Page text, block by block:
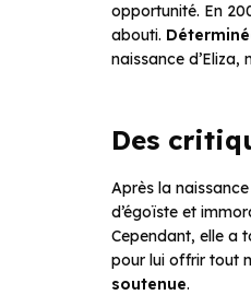
opportunité. En
abouti.
naissance
Des
Après la
d’égoïste et
Cependant, elle a
pour lui offrir tout
soutenue.